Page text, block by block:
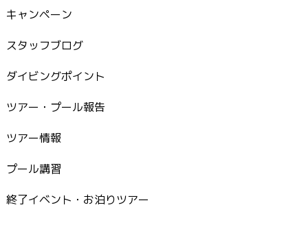
キャンペーン
スタッフブログ
ダイビングポイント
ツアー・プール報告
ツアー情報
プール講習
終了イベント・お泊りツアー